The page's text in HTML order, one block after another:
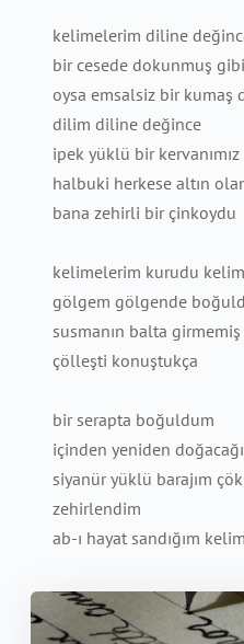
kelimelerim diline
bir cesede dokunmuş
oysa emsalsiz bir kumaş
dilim diline değince
ipek yüklü bir kervanımız
halbuki herkese altın
bana zehirli bir çinkoydu
kelimelerim kurudu
gölgem gölgende
susmanın balta girmemiş
çölleşti konuştukça
bir serapta boğuldum
içinden yeniden
siyanür yüklü barajım
zehirlendim
ab-ı hayat sandığım